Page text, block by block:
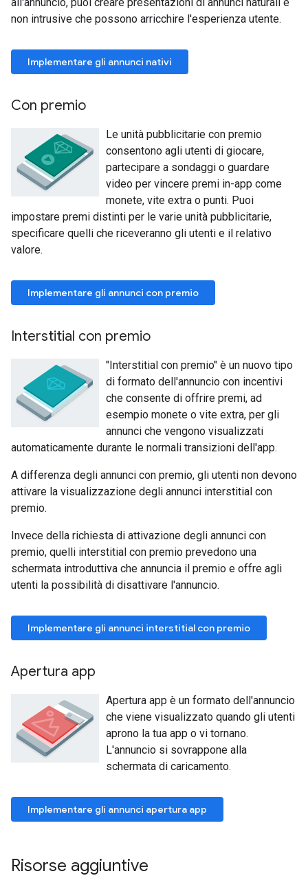
non intrusive che possono arricchire l'esperienza utente.
Implementare gli annunci nativi
Con premio
Le unità pubblicitarie con premio
consentono agli utenti di giocare,
partecipare a sondaggi o guardare
video per vincere premi in-app come
monete, vite extra o punti. Puoi
impostare premi distinti per le varie unità pubblicitarie,
specificare quelli che riceveranno gli utenti e il relativo
valore.
Implementare gli annunci con premio
Interstitial con premio
"Interstitial con premio" è un nuovo tipo
di formato dell'annuncio con incentivi
che consente di offrire premi, ad
esempio monete o vite extra, per gli
annunci che vengono visualizzati
automaticamente durante le normali transizioni dell'app.
A differenza degli annunci con premio, gli utenti non devono
attivare la visualizzazione degli annunci interstitial con
premio.
Invece della richiesta di attivazione degli annunci con
premio, quelli interstitial con premio prevedono una
schermata introduttiva che annuncia il premio e offre agli
utenti la possibilità di disattivare l'annuncio.
Implementare gli annunci interstitial con premio
Apertura app
Apertura app è un formato dell'annuncio
che viene visualizzato quando gli utenti
aprono la tua app o vi tornano.
L'annuncio si sovrappone alla
schermata di caricamento.
Implementare gli annunci apertura app
Risorse aggiuntive